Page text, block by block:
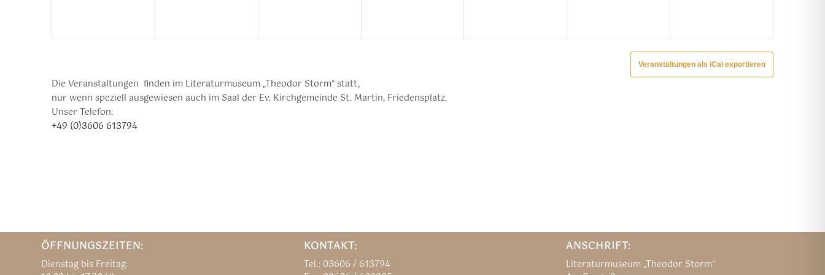
Veranstaltungen als iCal exportieren
Die Veranstaltungen finden im Literaturmuseum „Theodor Storm“ statt,
nur wenn speziell ausgewiesen auch im Saal der Ev. Kirchgemeinde St. Martin, Friedensplatz.
Unser Telefon:
+49 (0)3606 613794
ÖFFNUNGSZEITEN:
Dienstag bis Freitag:
KONTAKT:
Tel.: 03606 / 613794
ANSCHRIFT:
Literaturmuseum „Theodor Storm“